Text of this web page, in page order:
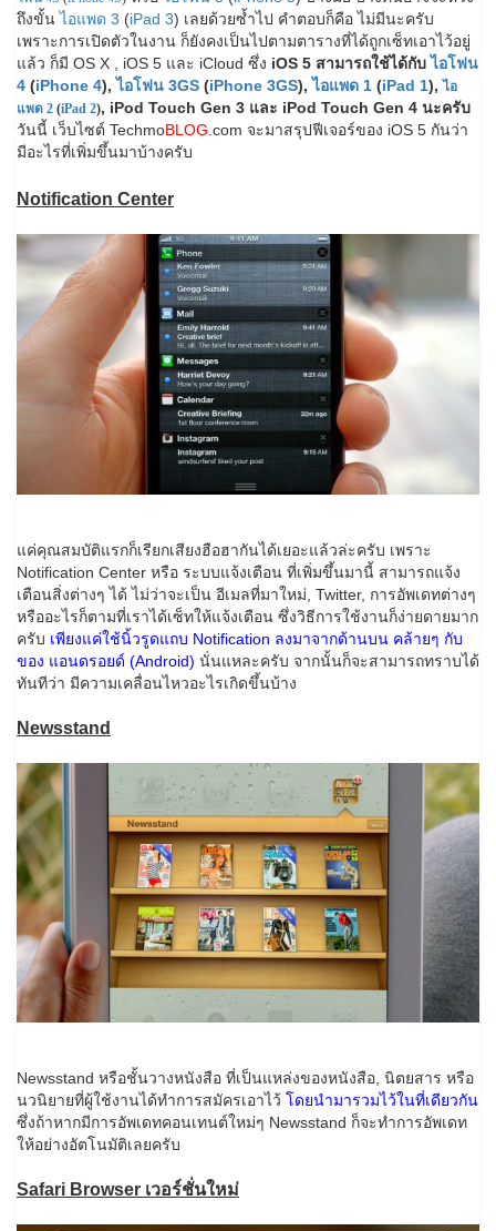
ถึงขั้นไอแพด 3 (iPad 3) เลยด้วยซ้ำไป คำตอบก็คือ ไม่มีนะครับ
เพราะการเปิดตัวในงาน ก็ยังคงเป็นไปตามตารางที่ได้ถูกเซ็ทเอาไว้อยู่
แล้ว ก็มี OS X , iOS 5 และ iCloud ซึ่ง iOS 5 สามารถใช้ได้กับไอโฟน
4 (iPhone 4),ไอโฟน 3GS (iPhone 3GS),ไอแพด 1 (iPad 1),ไอ
แพด 2 (iPad 2), iPod Touch Gen 3 และ iPod Touch Gen 4 นะครับ
วันนี้ เว็บไซต์ TechmoBLOG .com จะมาสรุปฟีเจอร์ของ iOS 5 กันว่า
มีอะไรที่เพิ่มขึ้นมาบ้างครับ
Notification Center
แค่คุณสมบัติแรกก็เรียกเสียงฮือฮากันได้เยอะแล้วล่ะครับ เพราะ
Notification Center หรือ ระบบแจ้งเตือน ที่เพิ่มขึ้นมานี้ สามารถแจ้ง
เตือนสิ่งต่างๆ ได้ ไม่ว่าจะเป็น อีเมลที่มาใหม่, Twitter, การอัพเดทต่างๆ
หรืออะไรก็ตามที่เราได้เซ็ทให้แจ้งเตือน ซึ่งวิธีการใช้งานก็ง่ายดายมาก
ครับ เพียงแค่ใช้นิ้วรูดแถบ Notification ลงมาจากด้านบน คล้ายๆ กับ
ของ แอนดรอยด์ (Android) นั่นแหละครับ จากนั้นก็จะสามารถทราบได้
ทันทีว่า มีความเคลื่อนไหวอะไรเกิดขึ้นบ้าง
Newsstand
Newsstand หรือชั้นวางหนังสือ ที่เป็นแหล่งของหนังสือ, นิตยสาร หรือ
นวนิยายที่ผู้ใช้งานได้ทำการสมัครเอาไว้ โดยนำมารวมไว้ในที่เดียวกัน
ซึ่งถ้าหากมีการอัพเดทคอนเทนต์ใหม่ๆ Newsstand ก็จะทำการอัพเดท
ให้อย่างอัตโนมัติเลยครับ
Safari Browser เวอร์ชั่นใหม่